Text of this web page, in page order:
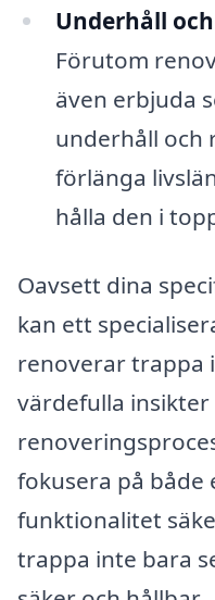
Underhåll
Förutom
även erbjuda
underhåll och
förlänga
hålla den i
Oavsett dina
kan ett
renoverar trappa
värdefulla
fokusera på både
funktionalitet
trappa inte bara